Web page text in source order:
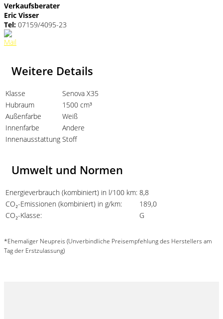
Verkaufsberater
Eric Visser
Tel: 07159/4095-23
Weitere Details
Klasse
Senova X35
Hubraum
1500 cm³
Außenfarbe
Weiß
Innenfarbe
Andere
Innenausstattung Stoff
Umwelt und Normen
Energieverbrauch (kombiniert) in l/100 km: 8,8
CO₂-Emissionen (kombiniert) in g/km:
189,0
CO₂-Klasse:
G
*Ehemaliger Neupreis (Unverbindliche Preisempfehlung des Herstellers am
Tag der Erstzulassung)